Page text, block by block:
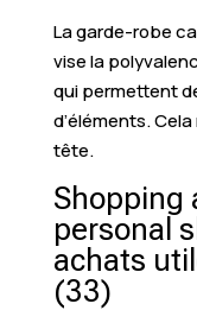
La garde-robe
vise la
qui permettent
d’éléments.
tête.
Shopping
personal
achats
(33)